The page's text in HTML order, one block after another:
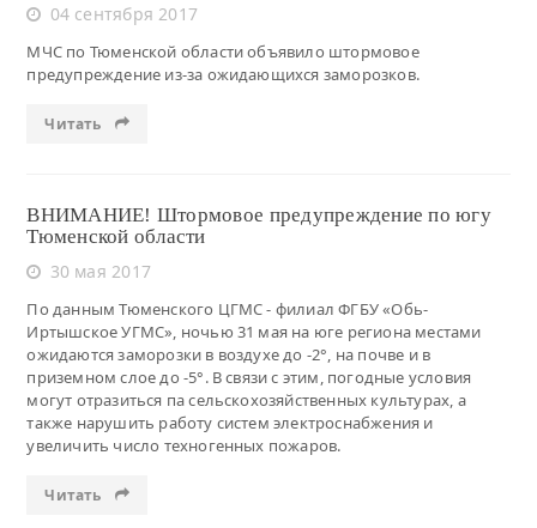
04 сентября 2017
МЧС по Тюменской области объявило штормовое
предупреждение из-за ожидающихся заморозков.
Читать
ВНИМАНИЕ! Штормовое предупреждение по югу
Тюменской области
30 мая 2017
По данным Тюменского ЦГМС - филиал ФГБУ «Обь-
Иртышское УГМС», ночью 31 мая на юге региона местами
ожидаются заморозки в воздухе до -2°, на почве и в
приземном слое до -5°. В связи с этим, погодные условия
могут отразиться па сельскохозяйственных культурах, а
также нарушить работу систем электроснабжения и
увеличить число техногенных пожаров.
Читать